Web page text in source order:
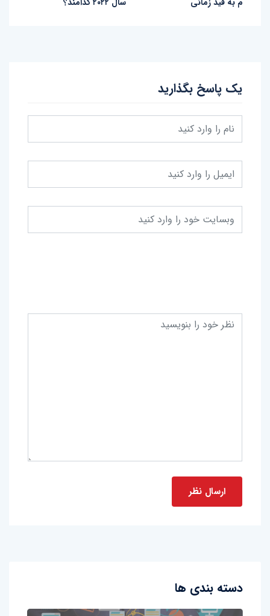
م به فید زمانی سال ۲۰۲۲ کدامند؟
یک پاسخ بگذارید
دسته بندی ها